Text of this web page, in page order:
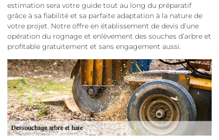
estimation sera votre guide tout au long du préparatif
grâce à sa fiabilité et sa parfaite adaptation à la nature de
votre projet. Notre offre en établissement de devis d’une
opération du rognage et enlèvement des souches d’arbre et
profitable gratuitement et sans engagement aussi.